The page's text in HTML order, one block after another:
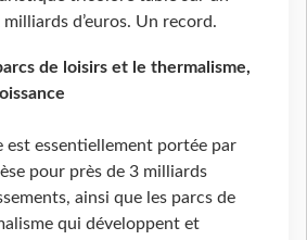
d’euros. Un record.
de loisirs et le thermalisme,
est essentiellement portée par
pour près de 3 milliards
ainsi que les parcs de
qui développent et